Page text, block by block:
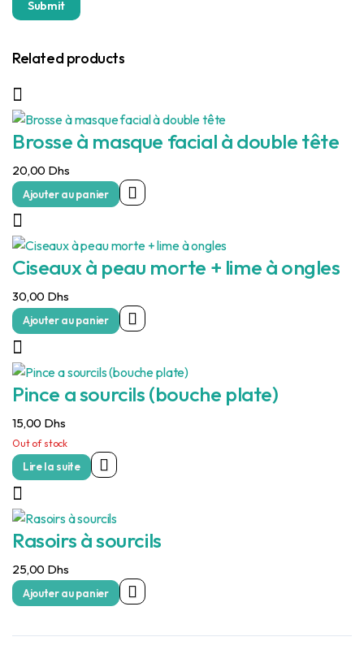
Related products
Brosse à masque facial à double tête
20,00 Dhs
Ajouter au panier
Ciseaux à peau morte + lime à ongles
30,00 Dhs
Ajouter au panier
Pince a sourcils (bouche plate)
15,00 Dhs
Out of stock
Lire la suite
Rasoirs à sourcils
25,00 Dhs
Ajouter au panier